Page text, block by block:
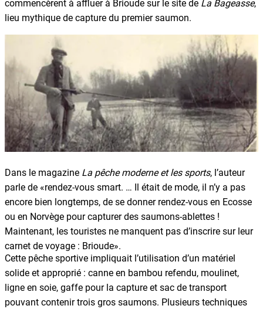
commencèrent à affluer à Brioude sur le site de La Bageasse,
lieu mythique de capture du premier saumon.
Dans le magazine La pêche moderne et les sports, l’auteur
parle de «rendez-vous smart. … Il était de mode, il n’y a pas
encore bien longtemps, de se donner rendez-vous en Ecosse
ou en Norvège pour capturer des saumons-ablettes !
Maintenant, les touristes ne manquent pas d’inscrire sur leur
carnet de voyage : Brioude».
Cette pêche sportive impliquait l’utilisation d’un matériel
solide et approprié : canne en bambou refendu, moulinet,
ligne en soie, gaffe pour la capture et sac de transport
pouvant contenir trois gros saumons. Plusieurs techniques